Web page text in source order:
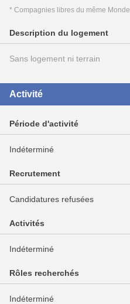
* Compagnies libres du même Monde
Description du logement
Sans logement ni terrain
Activité
Période d'activité
Indéterminé
Recrutement
Candidatures refusées
Activités
Indéterminé
Rôles recherchés
Indéterminé